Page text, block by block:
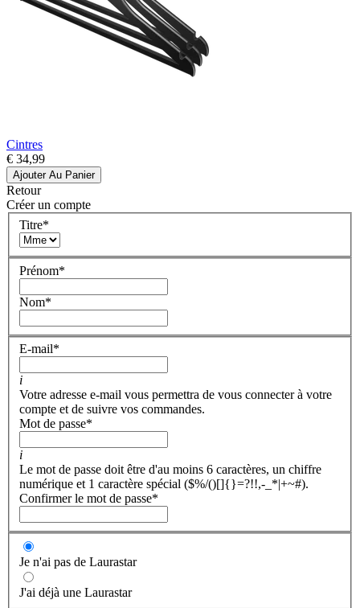
Cintres
€ 34,99
Ajouter Au Panier
Retour
Créer un compte
Titre*
Prénom*
Nom*
E-mail*
i
Votre adresse e-mail vous permettra de vous connecter à votre
compte et de suivre vos commandes.
Mot de passe*
i
Le mot de passe doit être d'au moins 6 caractères, un chiffre
numérique et 1 caractère spécial ($%/()[]{}=?!!,-_*|+~#).
Confirmer le mot de passe*
Je n'ai pas de Laurastar
J'ai déjà une Laurastar